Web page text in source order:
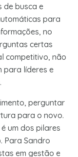
de busca e
para
no
certas
competitivo, não
para líderes e
perguntar
para o novo.
um dos pilares
Para Sandro
em gestão e